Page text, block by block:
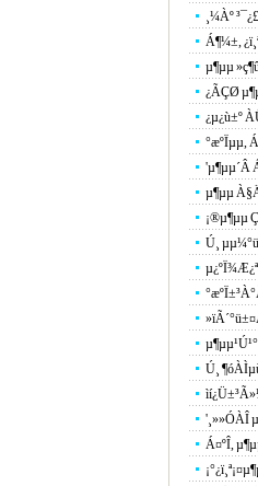
¸¼Àº
Á¶¼±,
µ¶µµ
¿ÃÇØ
¿µ¿ù±º
°æºÏµµ,
'µ¶µµ´Â
µ¶µµ
¡®µ¶µµ
Ú¸
Ú¸
'¸»»ÓÀÎ
Á¤ºÎ,